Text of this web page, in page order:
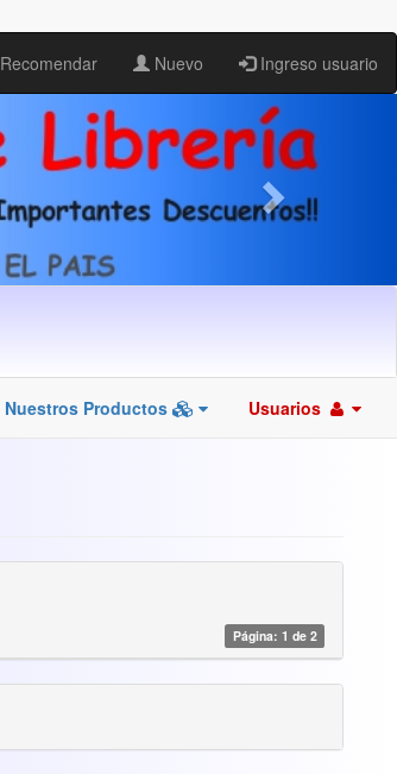
Recomendar Nuevo Ingreso usuario
Nuestros Productos Usuarios
Página: 1 de 2